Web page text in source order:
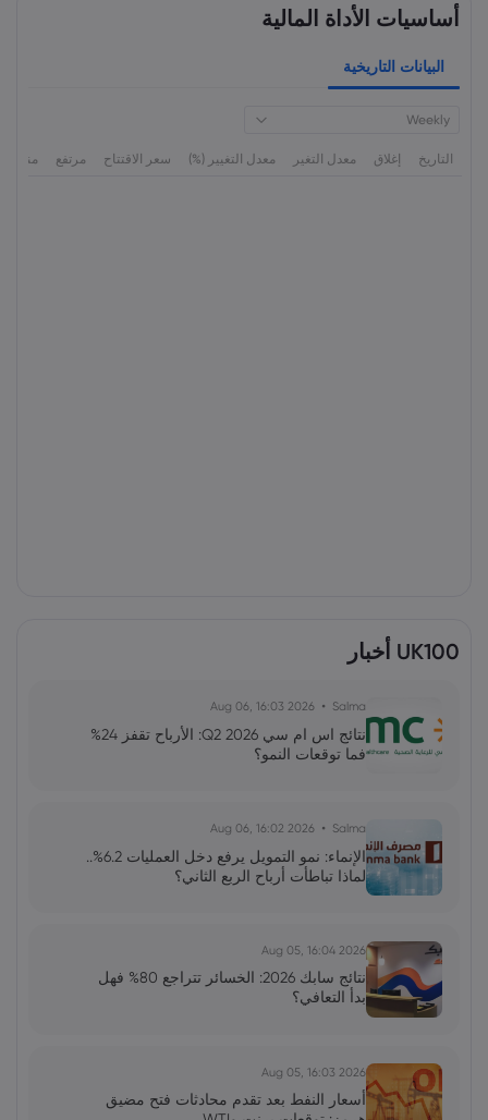
أساسيات الأداة المالية
البيانات التاريخية
Weekly
التاريخ إغلاق معدل التغير معدل التغيير (%) سعر الاقتتاح مرتفع
UK100 أخبار
Salma
2026 Aug 06, 16:03
نتائج اس ام سي Q2 2026: الأرباح تقفز 24%
فما توقعات النمو؟
Salma
2026 Aug 06, 16:02
الإنماء: نمو التمويل يرفع دخل العمليات 6.2%..
لماذا تباطأت أرباح الربع الثاني؟
2026 Aug 05, 16:04
نتائج سابك 2026: الخسائر تتراجع 80% فهل
بدأ التعافي؟
2026 Aug 05, 16:03
أسعار النفط بعد تقدم محادثات فتح مضيق